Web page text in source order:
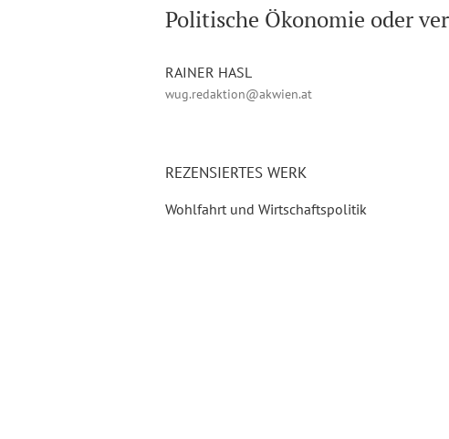
Politische Ökonomie oder
RAINER HASL
wug.redaktion@akwien.at
REZENSIERTES WERK
Wohlfahrt und Wirtschaftspolitik